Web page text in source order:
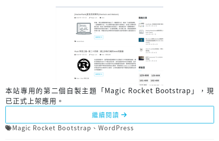
本站專用的第二個自製主題「Magic Rocket Bootstrap」，現
已正式上架應用。
繼續閱讀
Magic Rocket Bootstrap 、 WordPress